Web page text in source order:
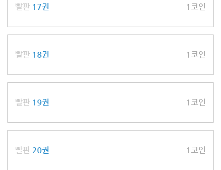
빨판 17권 1코인
빨판 18권 1코인
빨판 19권 1코인
빨판 20권 1코인